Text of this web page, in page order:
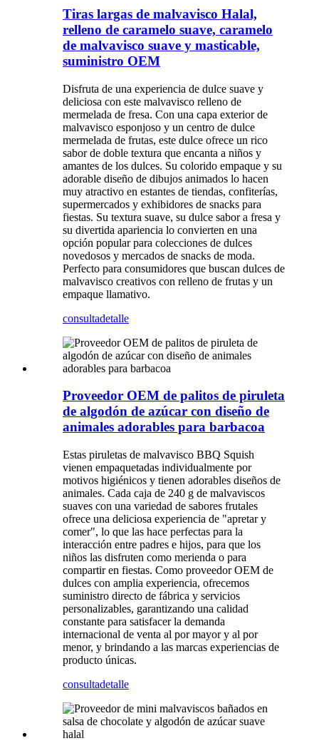
Tiras largas de malvavisco Halal,
relleno de caramelo suave, caramelo
de malvavisco suave y masticable,
suministro OEM
Disfruta de una experiencia de dulce suave y
deliciosa con este malvavisco relleno de
mermelada de fresa. Con una capa exterior de
malvavisco esponjoso y un centro de dulce
mermelada de frutas, este dulce ofrece un rico
sabor de doble textura que encanta a niños y
amantes de los dulces. Su colorido empaque y su
adorable diseño de dibujos animados lo hacen
muy atractivo en estantes de tiendas, confiterías,
supermercados y exhibidores de snacks para
fiestas. Su textura suave, su dulce sabor a fresa y
su divertida apariencia lo convierten en una
opción popular para colecciones de dulces
novedosos y mercados de snacks de moda.
Perfecto para consumidores que buscan dulces de
malvavisco creativos con relleno de frutas y un
empaque llamativo.
consultadetalle
Proveedor OEM de palitos de piruleta
de algodón de azúcar con diseño de
animales adorables para barbacoa
Estas piruletas de malvavisco BBQ Squish
vienen empaquetadas individualmente por
motivos higiénicos y tienen adorables diseños de
animales. Cada caja de 240 g de malvaviscos
suaves con una variedad de sabores frutales
ofrece una deliciosa experiencia de "apretar y
comer", lo que las hace perfectas para la
interacción entre padres e hijos, para que los
niños las disfruten como merienda o para
compartir en fiestas. Como proveedor OEM de
dulces con amplia experiencia, ofrecemos
suministro directo de fábrica y servicios
personalizables, garantizando una calidad
constante para satisfacer la demanda
internacional de venta al por mayor y al por
menor, y brindando a las marcas experiencias de
producto únicas.
consultadetalle